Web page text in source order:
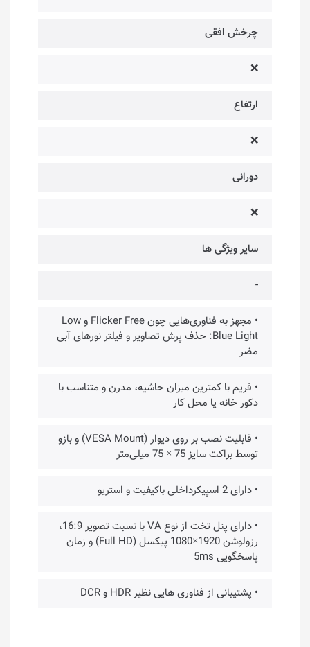
چرخش افقی
❌
ارتفاع
❌
دورانی
❌
سایر ویژگی ها
-
• مجهز به فناوری‌هایی چون Flicker Free و Low
Blue Light: حذف پرش تصاویر و فیلتر نورهای آبی
مضر
• فریم با کمترین میزان حاشیه، مدرن و متناسب با
دکور خانه یا محل کار
• قابلیت نصب بر روی دیوار (VESA Mount) و بازو
توسط براکت سایز 75 × 75 میلی‌متر
• دارای 2 اسپیکرداخلی باکیفیت و استریو
• دارای پنل تخت از نوع VA با نسبت تصویر 16:9،
رزولوشن 1920×1080 پیکسل (Full HD) و زمان
پاسخگویی 5ms
• پشتیبانی از فناوری هایی نظیر HDR و DCR